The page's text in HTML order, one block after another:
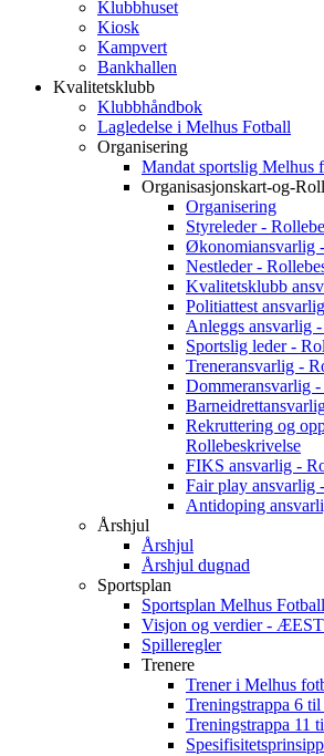
Klubbhuset
Kiosk
Kampvert
Bankhallen
Kvalitetsklubb
Klubbhåndbok
Lagledelse i Melhus Fotball
Organisering
Mandat sportslig Melhus
Organisasjonskart-og-
Organisering
Styreleder -
Økonomiansvarlig
Nestleder -
Kvalitetsklubb
Politiattest
Anleggs ansvarlig
Sportslig leder -
Treneransvarlig -
Dommeransvarlig
Rekruttering og
Rollebeskrivelse
FIKS ansvarlig -
Fair play ansvarlig
Antidoping
Årshjul
Årshjul
Årshjul dugnad
Sportsplan
Sportsplan Melhus Fotball
Visjon og verdier -
Spilleregler
Trenere
Trener i Melhus
Treningstrappa 6 til
Treningstrappa 11